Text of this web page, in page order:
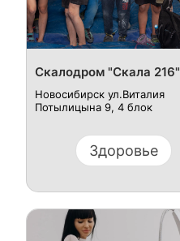
​Скалодром "Скала 216"
Новосибирск ул.​Виталия
Потылицына 9, ​4 блок
Здоровье